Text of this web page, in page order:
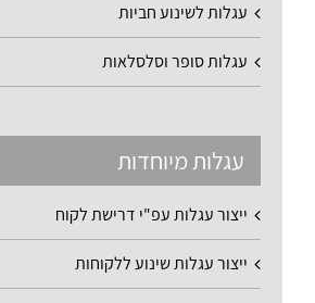
עגלות לשינוע חביות
עגלות סופר וסלסלאות
עגלות מיוחדות
ייצור עגלות עפ"י דרישת לקוח
ייצור עגלות שינוע ללקוחות